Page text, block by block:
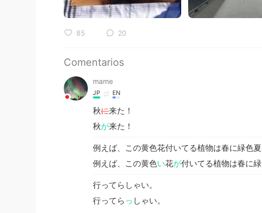
85 20
Comentarios
mame
JP EN
秋に来た！
秋が来た！
例えば、この黄色花付いてる植物は春に緑色
例えば、この黄色い花が付いてる植物は春に
行ってらしゃい。
行ってら っ しゃい。